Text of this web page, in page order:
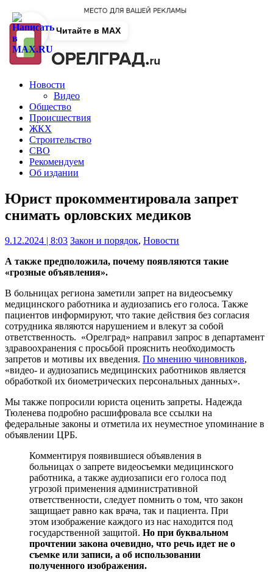
Новости
Видео
Общество
Происшествия
ЖКХ
Строительство
СВО
Рекомендуем
Об издании
Юрист прокомментировала запрет
снимать орловских медиков
9.12.2024 | 8:03 Закон и порядок, Новости
А также предположила, почему появляются такие
«грозные объявления».
В больницах региона заметили запрет на видеосъемку
медицинского работника и аудиозапись его голоса. Также
пациентов информируют, что такие действия без согласия
сотрудника являются нарушением и влекут за собой
ответственность. «Орелград» направил запрос в департамент
здравоохранения с просьбой прояснить необходимость
запретов и мотивы их введения. По мнению чиновников,
«видео- и аудиозапись медицинских работников является
обработкой их биометрических персональных данных».
Мы также попросили юриста оценить запреты. Надежда
Тюленева подробно расшифровала все ссылки на
федеральные законы и отметила их неуместное упоминание в
объявлении ЦРБ.
Комментируя появившиеся объявления в
больницах о запрете видеосъемки медицинского
работника, а также аудиозаписи его голоса под
угрозой применения административной
ответственности, следует помнить о том, что закон
защищает равно как врача, так и пациента. При
этом изображение каждого из нас находится под
государственной защитой. Но при буквальном
прочтении закона очевидно, что речь идет не о
съемке или записи, а об использовании
полученного изображения.
Читайте в MAX